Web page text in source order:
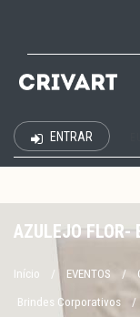
ENTRAR
AZULEJO FLOR-
Início / EVENTOS /
Brindes Corporativos /